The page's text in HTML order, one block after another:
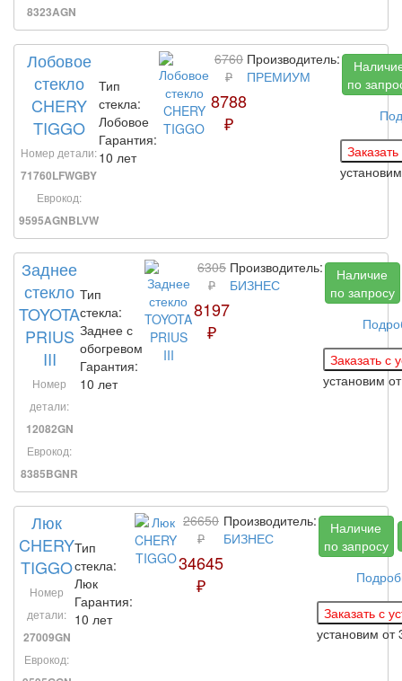
8323AGN
Лобовое
стекло
CHERY
TIGGO
Номер детали:
71760LFWGBY
Еврокод:
9595AGNBLVW
Тип
стекла:
Лобовое
Гарантия:
10 лет
6760
₽
8788
₽
Производитель:
ПРЕМИУМ
по
Заднее
стекло
TOYOTA
PRIUS
III
Номер
детали:
12082GN
Еврокод:
8385BGNR
Тип
стекла:
Заднее с
обогревом
Гарантия:
10 лет
6305
₽
8197
₽
Производитель:
БИЗНЕС
Наличие
по запросу
установим
Люк
CHERY
TIGGO
Номер
детали:
27009GN
Еврокод:
Тип
стекла:
Люк
Гарантия:
10 лет
26650
₽
34645
₽
Производитель:
БИЗНЕС
Наличие
по запросу
установим от